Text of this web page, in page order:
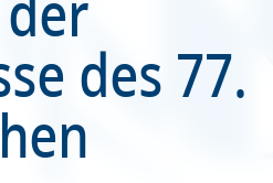
des 77.